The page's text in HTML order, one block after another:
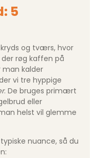
5
og tværs, hvor
røg kaffen på
man kalder
vi tre hyppige
. De bruges primært
eller
helst vil glemme
nuance, så du